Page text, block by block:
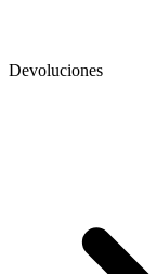
Devoluciones